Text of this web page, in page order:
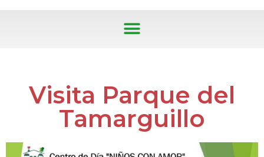
Visita Parque del
Tamarguillo